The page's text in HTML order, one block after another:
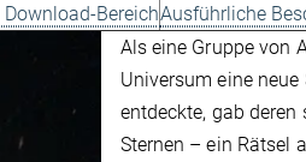
BereichAusführliche
Als eine Gruppe von
Universum eine
entdeckte, gab
Sternen – ein Rätsel